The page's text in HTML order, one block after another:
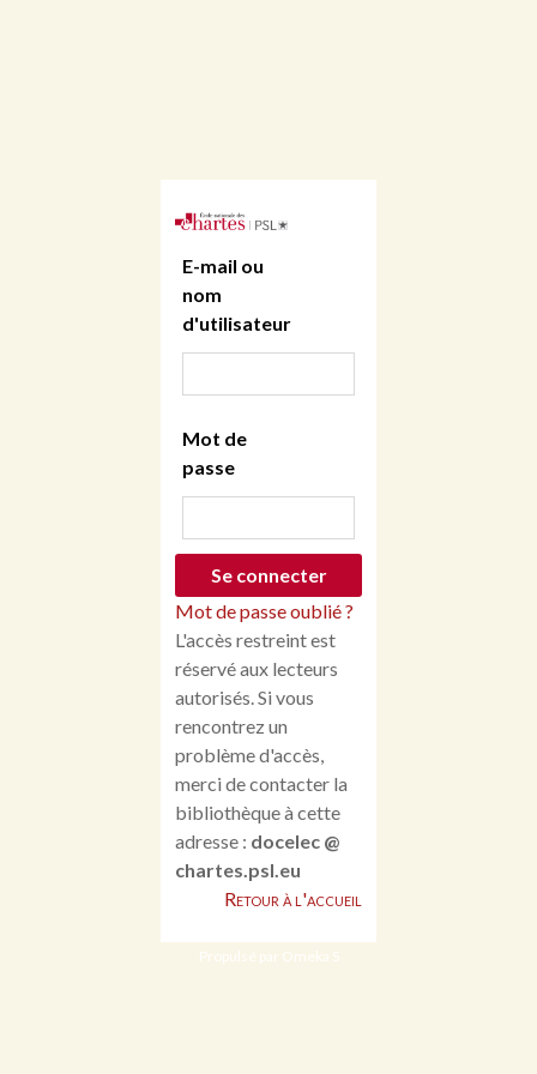
E-mail ou
nom
d'utilisateur
Mot de
passe
Mot de passe oublié ?
L'accès restreint est
réservé aux lecteurs
autorisés. Si vous
rencontrez un
problème d'accès,
merci de contacter la
bibliothèque à cette
adresse : docelec @
chartes.psl.eu
Retour à l'accueil
Propulsé par Omeka S